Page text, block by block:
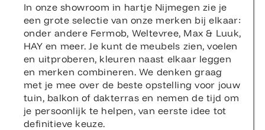
In onze showroom in hartje Nijmegen zie je
een grote selectie van onze merken bij elkaar:
onder andere Fermob, Weltevree, Max & Luuk,
HAY en meer. Je kunt de meubels zien, voelen
en uitproberen, kleuren naast elkaar leggen
en merken combineren. We denken graag
met je mee over de beste opstelling voor jouw
tuin, balkon of dakterras en nemen de tijd om
je persoonlijk te helpen, van eerste idee tot
definitieve keuze.